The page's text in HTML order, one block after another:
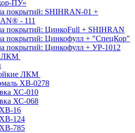
ПУ»
покрытий: SHIHRAN-01 +
- 111
покрытий: ЦинкоFull + SHIHRAN
покрытий: Цинкофулл + "СпецКор"
покрытий: Цинкофулл + УР-1012
ЛКМ
ЛКМ
ХВ-0278
ХС-010
ХС-068
16
124
785